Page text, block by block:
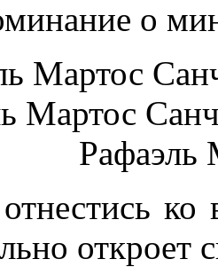
о
откроет